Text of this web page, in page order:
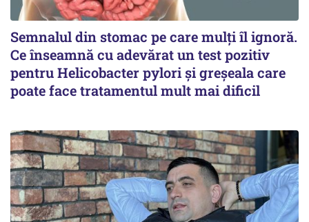
Semnalul din stomac pe care mulți îl ignoră.
Ce înseamnă cu adevărat un test pozitiv
pentru Helicobacter pylori și greșeala care
poate face tratamentul mult mai dificil